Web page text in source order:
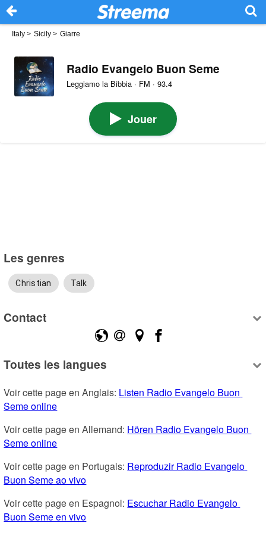
Italy > Sicily > Giarre
Radio Evangelo Buon Seme
Leggiamo la Bibbia · FM · 93.4
Jouer
Les genres
Christian Talk
Contact
Toutes les langues
Voir cette page en Anglais: Listen Radio Evangelo Buon
Seme online
Voir cette page en Allemand: Hören Radio Evangelo Buon
Seme online
Voir cette page en Portugais: Reproduzir Radio Evangelo
Buon Seme ao vivo
Voir cette page en Espagnol: Escuchar Radio Evangelo
Buon Seme en vivo